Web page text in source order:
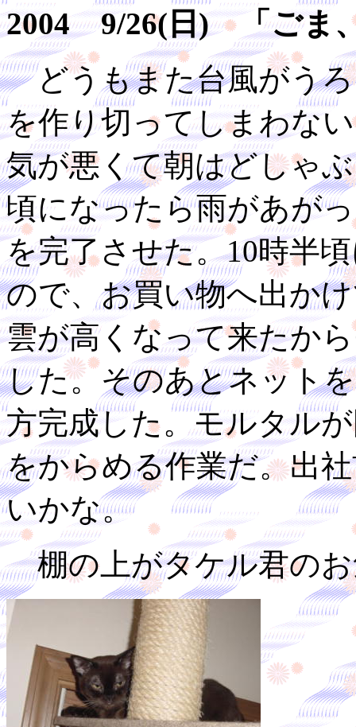
2004 9/26(日) 「ごま
どうもまた台風がうろ
を作り切ってしまわな
気が悪くて朝はどしゃ
頃になったら雨があが
を完了させた。10時半
ので、お買い物へ出か
雲が高くなって来たか
した。そのあとネット
方完成した。モルタル
をからめる作業だ。出
いかな。
棚の上がタケル君のお